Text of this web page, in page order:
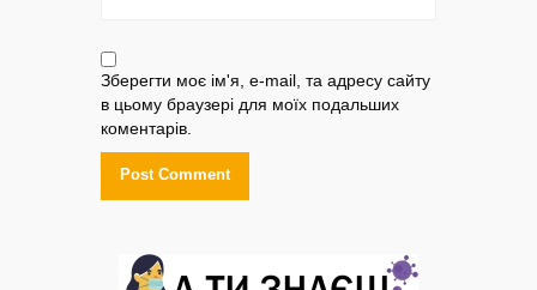
Зберегти моє ім'я, e-mail, та адресу сайту
в цьому браузері для моїх подальших
коментарів.